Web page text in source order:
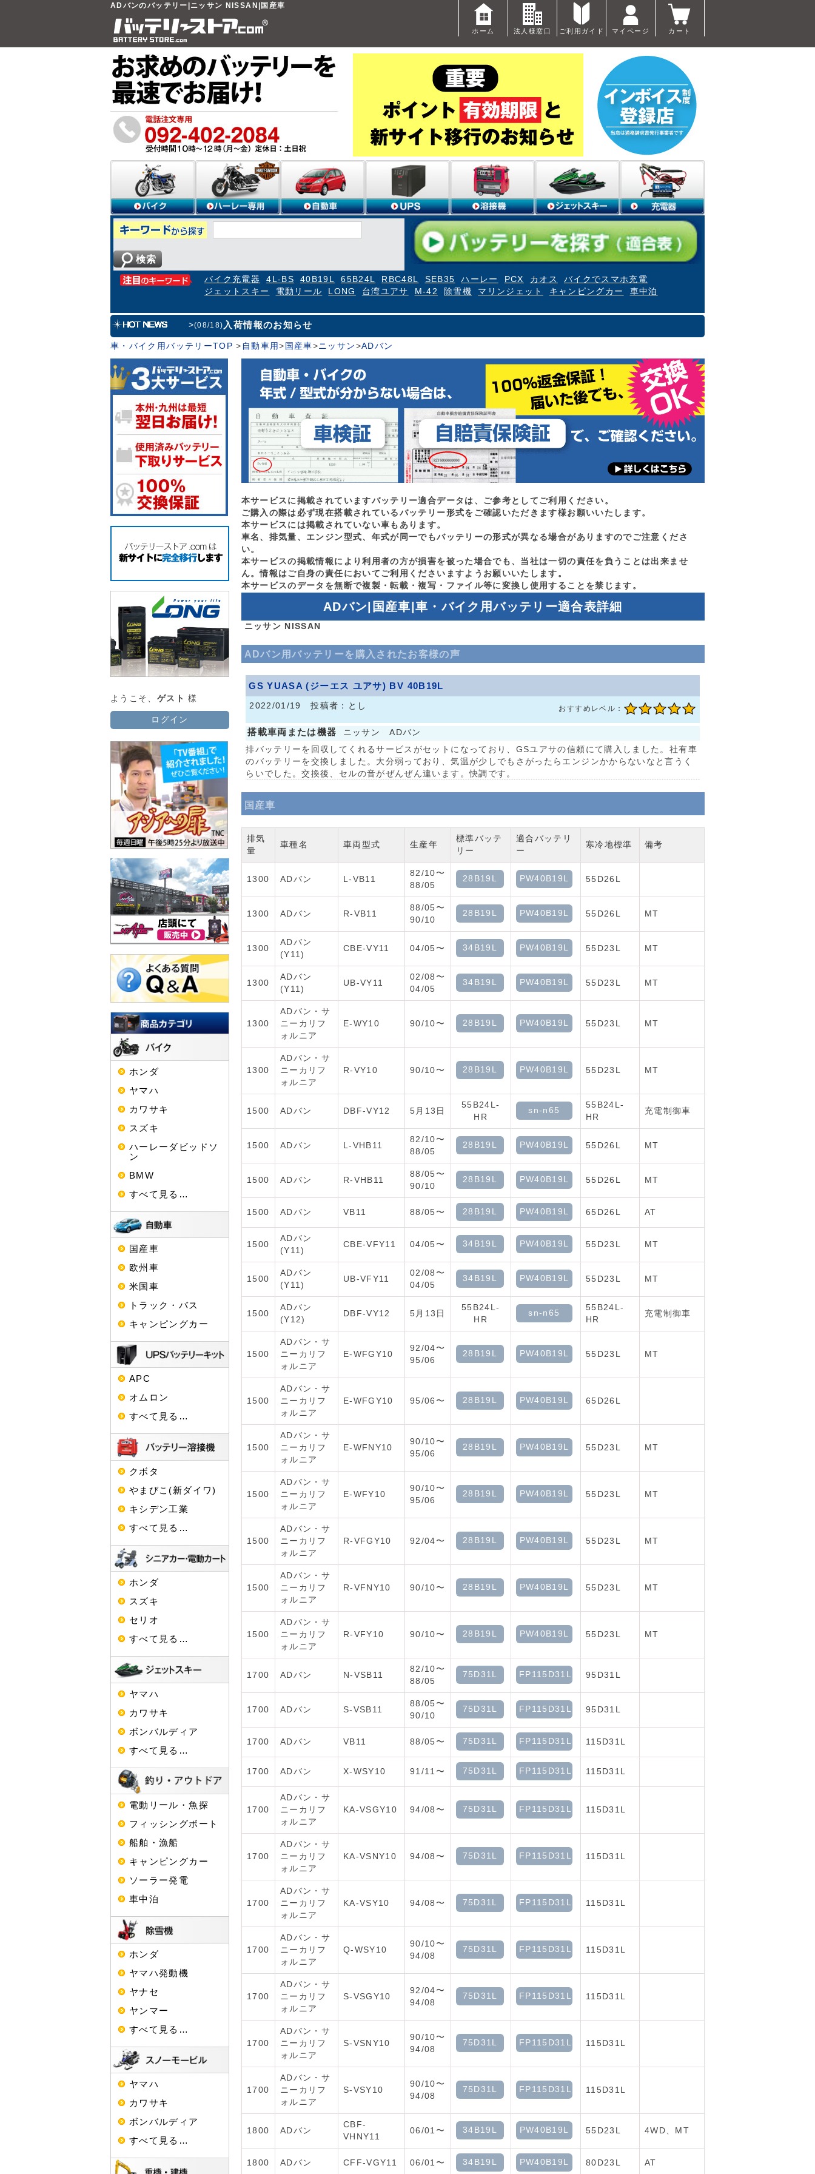
ADバンのバッテリー|ニッサン NISSAN|国産車
ホーム 法人様窓口 ご利用ガイド マイページ カート
検索
バイク充電器 4L-BS 40B19L 65B24L RBC48L SEB35 ハーレー PCX カオス
バイクでスマホ充電
ジェットスキー
電動リール LONG 台湾ユアサ M-42 除雪機 マリンジェット キャンピングカー 車中泊
>(08/18) 入荷情報のお知らせ
車・バイク用バッテリーTOP > 自動車用> 国産車>ニッサン >ADバン
本サービスに掲載されていますバッテリー適合データは、ご参考としてご利用ください。
ご購入の際は必ず現在搭載されているバッテリー形式をご確認いただきます様お願いいたします。
本サービスには掲載されていない車もあります。
車名、排気量、エンジン型式、年式が同一でもバッテリーの形式が異なる場合がありますのでご注意くださ
い。
本サービスの掲載情報により利用者の方が損害を被った場合でも、当社は一切の責任を負うことは出来ませ
ん。情報はご自身の責任においてご利用くださいますようお願いいたします。
本サービスのデータを無断で複製・転載・複写・ファイル等に変換し使用することを禁じます。
ADバン|国産車|車・バイク用バッテリー適合表詳細
ニッサン NISSAN
ADバン用バッテリーを購入されたお客様の声
GS YUASA (ジーエス ユアサ) BV 40B19L
2022/01/19 投稿者：とし おすすめレベル：
搭載車両または機器
ニッサン ADバン
排バッテリーを回収してくれるサービスがセットになっており、GSユアサの信頼にて購入しました。社有車
のバッテリーを交換しました。大分弱っており、気温が少しでもさがったらエンジンかからないなと言うく
らいでした。交換後、セルの音がぜんぜん違います。快調です。
国産車
排気
量
車種名 車両型式 生産年
標準バッテ
リー
適合バッテリ
ー
寒冷地標準 備考
1300 ADバン L-VB11
82/10〜
88/05
28B19L PW40B19L 55D26L
1300 ADバン R-VB11
88/05〜
90/10
28B19L PW40B19L 55D26L MT
1300
ADバン
(Y11)
CBE-VY11 04/05〜 34B19L PW40B19L 55D23L MT
1300
ADバン
(Y11)
UB-VY11
02/08〜
04/05
34B19L PW40B19L 55D23L MT
1300
ADバン・サ
ニーカリフ
ォルニア
E-WY10 90/10〜 28B19L PW40B19L 55D23L MT
1300
ADバン・サ
ニーカリフ
ォルニア
R-VY10 90/10〜 28B19L PW40B19L 55D23L MT
1500 ADバン DBF-VY12 5月13日
55B24L-
HR
sn-n65
55B24L-
HR
充電制御車
1500 ADバン L-VHB11
82/10〜
88/05
28B19L PW40B19L 55D26L MT
1500 ADバン R-VHB11
88/05〜
90/10
28B19L PW40B19L 55D26L MT
1500 ADバン VB11 88/05〜 28B19L PW40B19L 65D26L AT
1500
ADバン
(Y11)
CBE-VFY11 04/05〜 34B19L PW40B19L 55D23L MT
1500
ADバン
(Y11)
UB-VFY11
02/08〜
04/05
34B19L PW40B19L 55D23L MT
1500
ADバン
(Y12)
DBF-VY12 5月13日
55B24L-
HR
sn-n65
55B24L-
HR
充電制御車
1500
ADバン・サ
ニーカリフ
ォルニア
E-WFGY10
92/04〜
95/06
28B19L PW40B19L 55D23L MT
1500
ADバン・サ
ニーカリフ
ォルニア
E-WFGY10 95/06〜 28B19L PW40B19L 65D26L
1500
ADバン・サ
ニーカリフ
ォルニア
E-WFNY10
90/10〜
95/06
28B19L PW40B19L 55D23L MT
1500
ADバン・サ
ニーカリフ
ォルニア
E-WFY10
90/10〜
95/06
28B19L PW40B19L 55D23L MT
1500
ADバン・サ
ニーカリフ
ォルニア
R-VFGY10 92/04〜 28B19L PW40B19L 55D23L MT
1500
ADバン・サ
ニーカリフ
ォルニア
R-VFNY10 90/10〜 28B19L PW40B19L 55D23L MT
1500
ADバン・サ
ニーカリフ
ォルニア
R-VFY10 90/10〜 28B19L PW40B19L 55D23L MT
1700 ADバン N-VSB11
82/10〜
88/05
75D31L FP115D31L 95D31L
1700 ADバン S-VSB11
88/05〜
90/10
75D31L FP115D31L 95D31L
1700 ADバン VB11 88/05〜 75D31L FP115D31L 115D31L
1700 ADバン X-WSY10 91/11〜 75D31L FP115D31L 115D31L
1700
ADバン・サ
ニーカリフ
ォルニア
KA-VSGY10 94/08〜 75D31L FP115D31L 115D31L
1700
ADバン・サ
ニーカリフ
ォルニア
KA-VSNY10 94/08〜 75D31L FP115D31L 115D31L
1700
ADバン・サ
ニーカリフ
ォルニア
KA-VSY10 94/08〜 75D31L FP115D31L 115D31L
1700
ADバン・サ
ニーカリフ
ォルニア
Q-WSY10
90/10〜
94/08
75D31L FP115D31L 115D31L
1700
ADバン・サ
ニーカリフ
ォルニア
S-VSGY10
92/04〜
94/08
75D31L FP115D31L 115D31L
1700
ADバン・サ
ニーカリフ
ォルニア
S-VSNY10
90/10〜
94/08
75D31L FP115D31L 115D31L
1700
ADバン・サ
ニーカリフ
ォルニア
S-VSY10
90/10〜
94/08
75D31L FP115D31L 115D31L
1800 ADバン
CBF-
VHNY11
06/01〜 34B19L PW40B19L 55D23L 4WD、MT
1800 ADバン CFF-VGY11 06/01〜 34B19L PW40B19L 80D23L AT
ようこそ、 ゲスト 様
ログイン
ホンダ
ヤマハ
カワサキ
スズキ
ハーレーダビッドソ
ン
BMW
すべて見る…
国産車
欧州車
米国車
トラック・バス
キャンピングカー
APC
オムロン
すべて見る…
クボタ
やまびこ(新ダイワ)
キシデン工業
すべて見る…
ホンダ
スズキ
セリオ
すべて見る…
ヤマハ
カワサキ
ボンバルディア
すべて見る…
電動リール・魚探
フィッシングボート
船舶・漁船
キャンピングカー
ソーラー発電
車中泊
ホンダ
ヤマハ発動機
ヤナセ
ヤンマー
すべて見る…
ヤマハ
カワサキ
ボンバルディア
すべて見る…